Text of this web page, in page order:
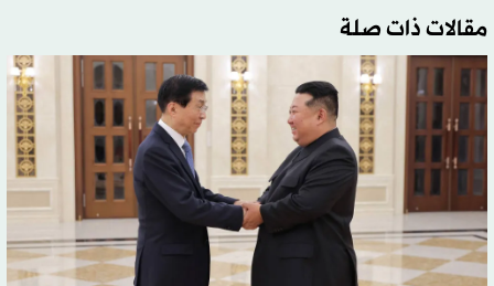
مقالات ذات صلة